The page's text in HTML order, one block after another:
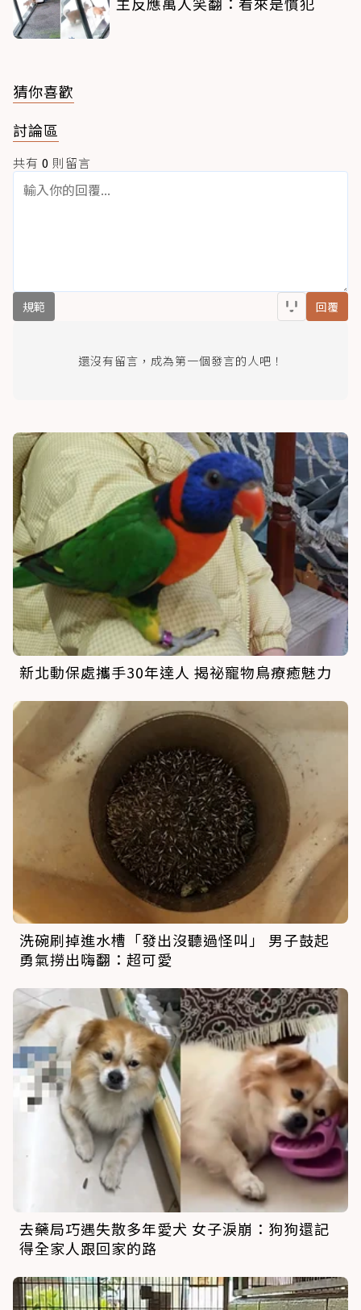
猜你喜歡
討論區
共有 0 則留言
規範 回覆
還沒有留言，成為第一個發言的人吧！
新北動保處攜手30年達人 揭祕寵物鳥療癒魅力
洗碗刷掉進水槽「發出沒聽過怪叫」 男子鼓起
勇氣撈出嗨翻：超可愛
去藥局巧遇失散多年愛犬 女子淚崩：狗狗還記
得全家人跟回家的路